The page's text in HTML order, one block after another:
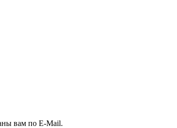
вам по E-Mail.